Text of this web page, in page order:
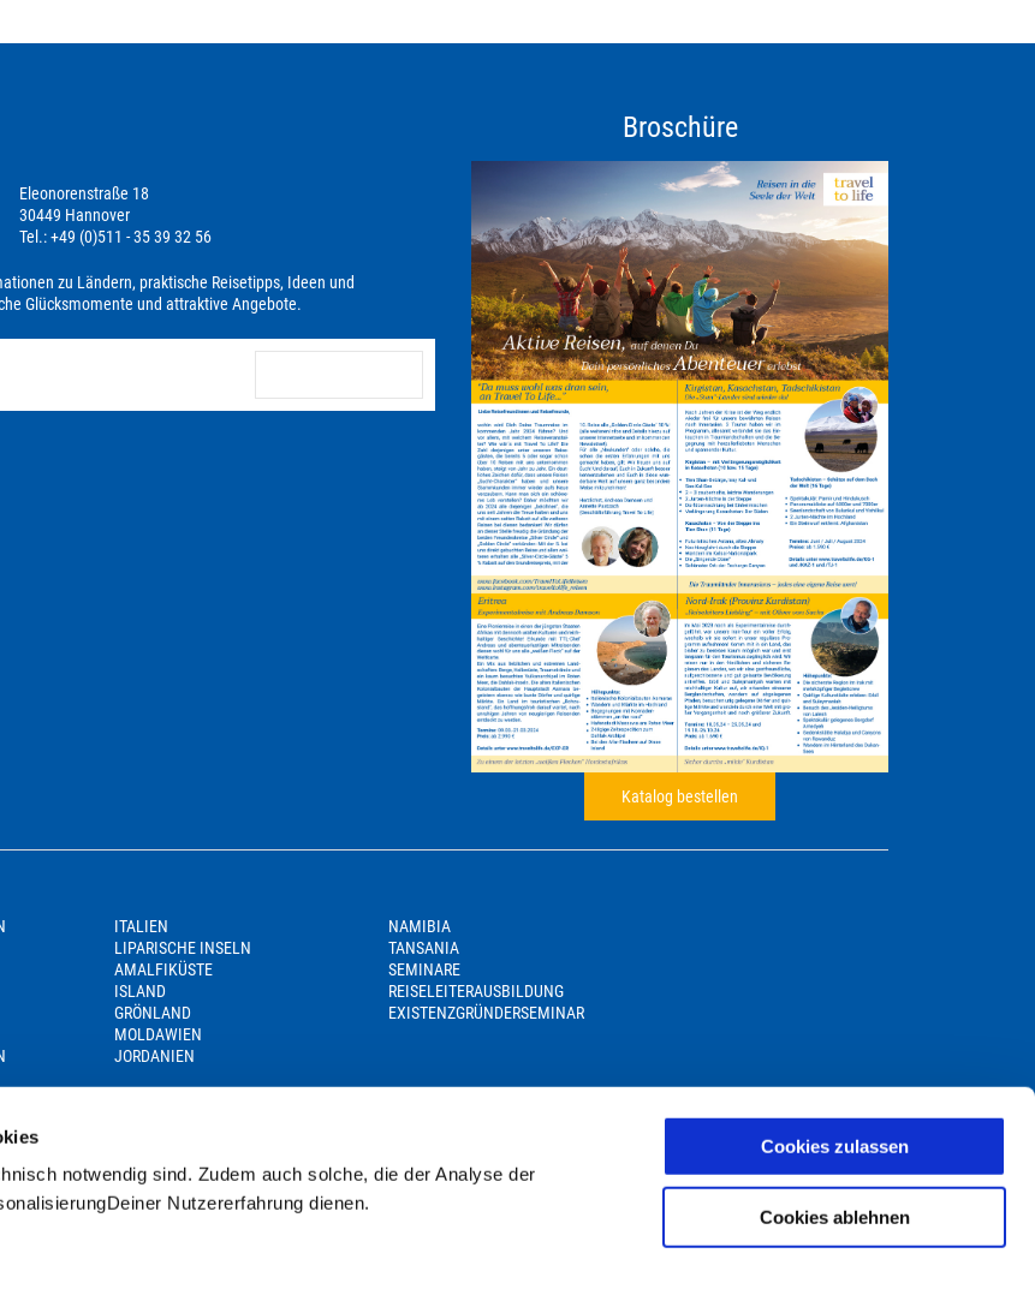
notwendig sind. Zudem auch solche, die der Analyse der
Nutzererfahrung dienen.
Cookies zulassen
Cookies ablehnen
Eleonorenstraße 18
30449 Hannover
Tel.: +49 (0)511 - 35 39 32 56
zu Ländern, praktische Reisetipps, Ideen und
Glücksmomente und attraktive Angebote.
Broschüre
Katalog bestellen
ITALIEN
LIPARISCHE INSELN
AMALFIKÜSTE
ISLAND
GRÖNLAND
MOLDAWIEN
JORDANIEN
NAMIBIA
TANSANIA
SEMINARE
REISELEITERAUSBILDUNG
EXISTENZGRÜNDERSEMINAR